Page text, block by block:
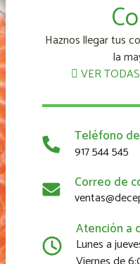
Haznos llegar tus
la
VER
Teléfono
917 544 545
Correo de
Atención a
Lunes a